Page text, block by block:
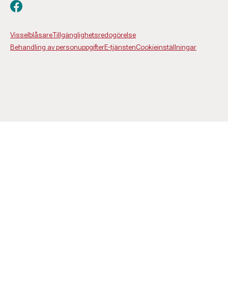
VisselblåsareTillgänglighetsredogörelse
Behandling av personuppgifterE-tjänstenCookieinställningar
Besök oss på facebook